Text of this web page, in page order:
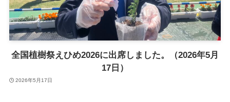
全国植樹祭えひめ2026に出席しました。（2026年5月
17日）
2026年5月17日